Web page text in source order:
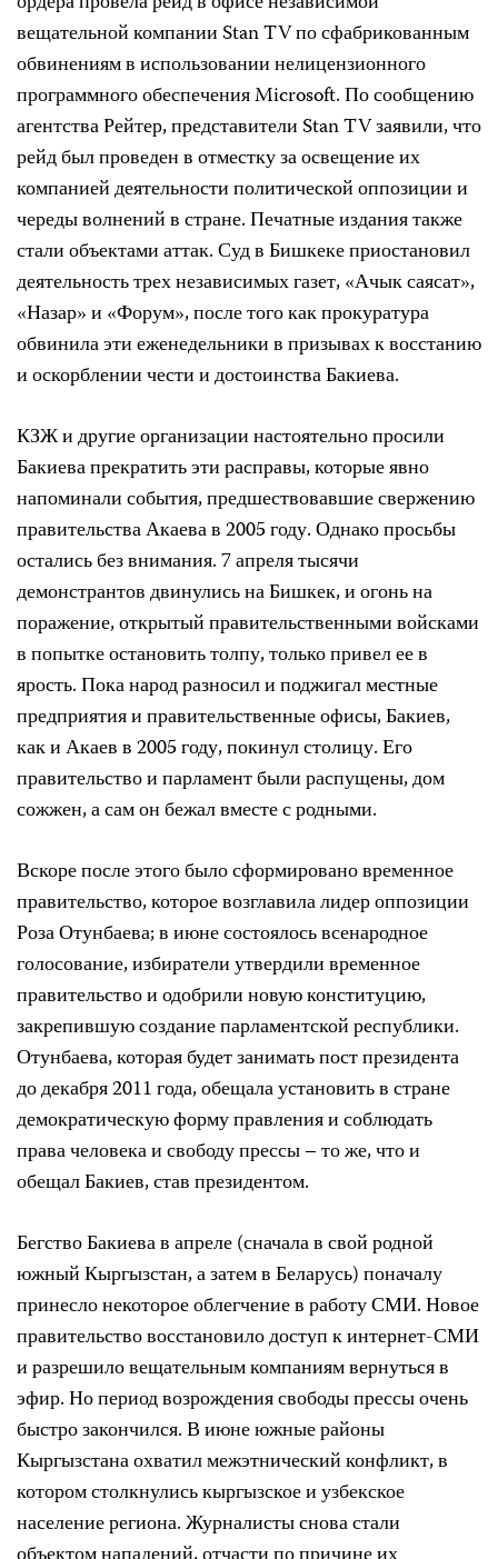
вещательной компании Stan TV по сфабрикованным
обвинениям в использовании нелицензионного
программного обеспечения Microsoft. По сообщению
агентства Рейтер, представители Stan TV заявили, что
рейд был проведен в отместку за освещение их
компанией деятельности политической оппозиции и
череды волнений в стране. Печатные издания также
стали объектами аттак. Суд в Бишкеке приостановил
деятельность трех независимых газет, «Ачык саясат»,
«Назар» и «Форум», после того как прокуратура
обвинила эти еженедельники в призывах к восстанию
и оскорблении чести и достоинства Бакиева.
КЗЖ и другие организации настоятельно просили
Бакиева прекратить эти расправы, которые явно
напоминали события, предшествовавшие свержению
правительства Акаева в 2005 году. Однако просьбы
остались без внимания. 7 апреля тысячи
демонстрантов двинулись на Бишкек, и огонь на
поражение, открытый правительственными войсками
в попытке остановить толпу, только привел ее в
ярость. Пока народ разносил и поджигал местные
предприятия и правительственные офисы, Бакиев,
как и Акаев в 2005 году, покинул столицу. Его
правительство и парламент были распущены, дом
сожжен, а сам он бежал вместе с родными.
Вскоре после этого было сформировано временное
правительство, которое возглавила лидер оппозиции
Роза Отунбаева; в июне состоялось всенародное
голосование, избиратели утвердили временное
правительство и одобрили новую конституцию,
закрепившую создание парламентской республики.
Отунбаева, которая будет занимать пост президента
до декабря 2011 года, обещала установить в стране
демократическую форму правления и соблюдать
права человека и свободу прессы – то же, что и
обещал Бакиев, став президентом.
Бегство Бакиева в апреле (сначала в свой родной
южный Кыргызстан, а затем в Беларусь) поначалу
принесло некоторое облегчение в работу СМИ. Новое
правительство восстановило доступ к интернет-СМИ
и разрешило вещательным компаниям вернуться в
эфир. Но период возрождения свободы прессы очень
быстро закончился. В июне южные районы
Кыргызстана охватил межэтнический конфликт, в
котором столкнулись кыргызское и узбекское
население региона. Журналисты снова стали